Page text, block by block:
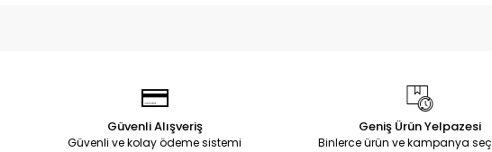
Güvenli Alışveriş
Güvenli ve kolay ödeme sistemi
Geniş Ürün Yelpazesi
Binlerce ürün ve kampanya